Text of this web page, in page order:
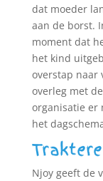
dat moeder
aan de borst.
moment dat
het kind
overstap naar
overleg met
organisatie er
het
Njoy geeft de